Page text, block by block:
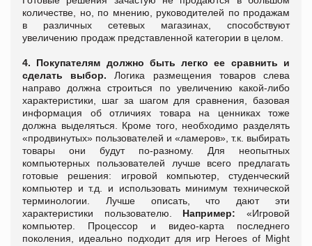
количестве, но, по мнению, руководителей по продажам
в различных сетевых магазинах, способствуют
увеличению продаж представленной категории в целом.
4. Покупателям должно быть легко ее сравнить и
сделать выбор. Логика размещения товаров слева
направо должна строиться по увеличению какой-либо
характеристики, шаг за шагом для сравнения, базовая
информация об отличиях товара на ценниках тоже
должна выделяться. Кроме того, необходимо разделять
«продвинутых» пользователей и «ламеров», т.к. выбирать
товары они будут по-разному. Для неопытных
компьютерных пользователей лучше всего предлагать
готовые решения: игровой компьютер, студенческий
компьютер и т.д. и использовать минимум технической
терминологии. Лучше описать, что дают эти
характеристики пользователю. Например: «Игровой
компьютер. Процессор и видео-карта последнего
поколения, идеально подходит для игр Heroes of Might